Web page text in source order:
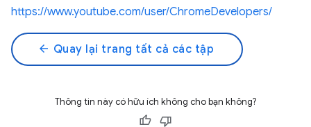
https://www.youtube.com/user/ChromeDevelopers/
arrow_back Quay lại trang tất cả các tập
Thông tin này có hữu ích không cho bạn không?